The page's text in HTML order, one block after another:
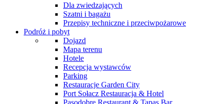
Dla zwiedzających
Szatni i bagażu
Przepisy techniczne i przeciwpożarowe
Podróż i pobyt
Dojazd
Mapa terenu
Hotele
Recepcja wystawców
Parking
Restauracje Garden City
Port Sołacz Restauracja & Hotel
Pasodobre Restaurant & Tapas Bar